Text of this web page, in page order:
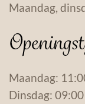
Maandag,
Maandag:
Dinsdag: